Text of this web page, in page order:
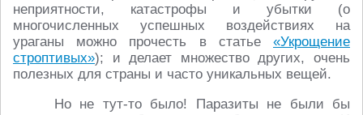
неприятности, катастрофы и убытки (о
многочисленных успешных воздействиях на
ураганы можно прочесть в статье «Укрощение
строптивых»); и делает множество других, очень
полезных для страны и часто уникальных вещей.
Но не тут-то было! Паразиты не были бы